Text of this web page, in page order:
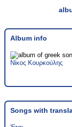
Album info
Νίκος Κουρκούλης
Songs with